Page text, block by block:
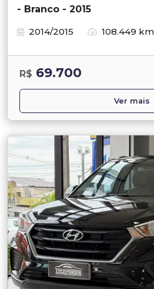
- Branco - 2015
2014/2015
108.449 km
R$ 69.700
Ver mais